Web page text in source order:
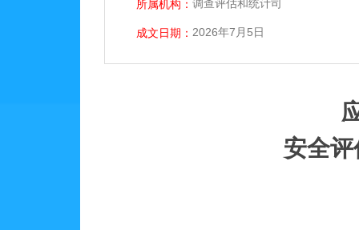
所属机构： 调查评估和统计司
成文日期： 2026年7月5日
安全